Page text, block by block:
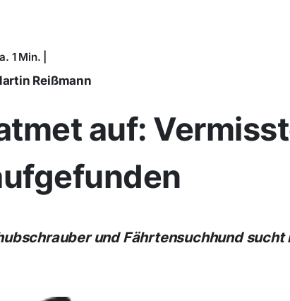
1 Min. |
Reißmann
auf:
und Fährtensuchhund sucht